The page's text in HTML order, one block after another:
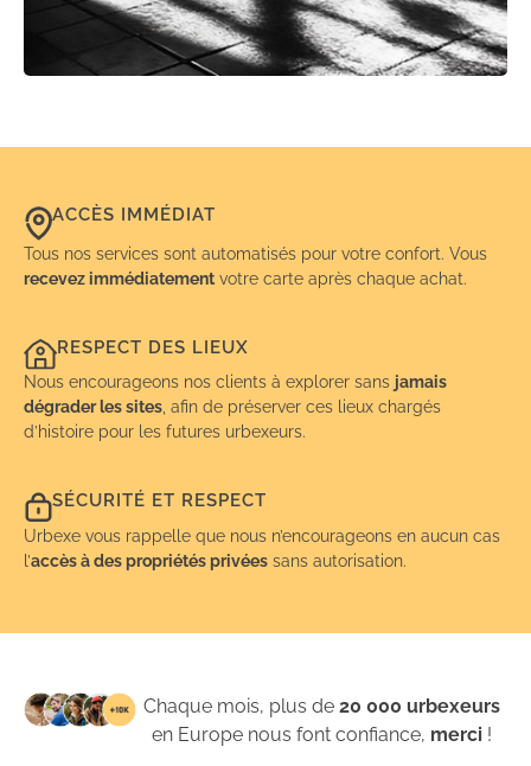
ACCÈS IMMÉDIAT
Tous nos services sont automatisés pour votre confort. Vous
recevez immédiatement votre carte après chaque achat.
RESPECT DES LIEUX
Nous encourageons nos clients à explorer sans jamais
dégrader les sites , afin de préserver ces lieux chargés
d’histoire pour les futures urbexeurs.
SÉCURITÉ ET RESPECT
Urbexe vous rappelle que nous n’encourageons en aucun cas
l’accès à des propriétés privées sans autorisation.
Chaque mois, plus de20 000 urbexeurs
en Europe nous font confiance, merci !